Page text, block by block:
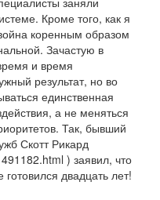
Кроме того, как я
коренным образом
Зачастую в
и время
результат, но во
единственная
а не меняться
Так, бывший
Скотт Рикард
) заявил, что
двадцать лет!